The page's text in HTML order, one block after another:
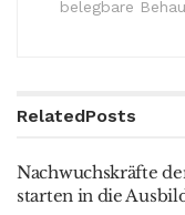
belegbare
RelatedPosts
Nachwuchskräfte
starten in die